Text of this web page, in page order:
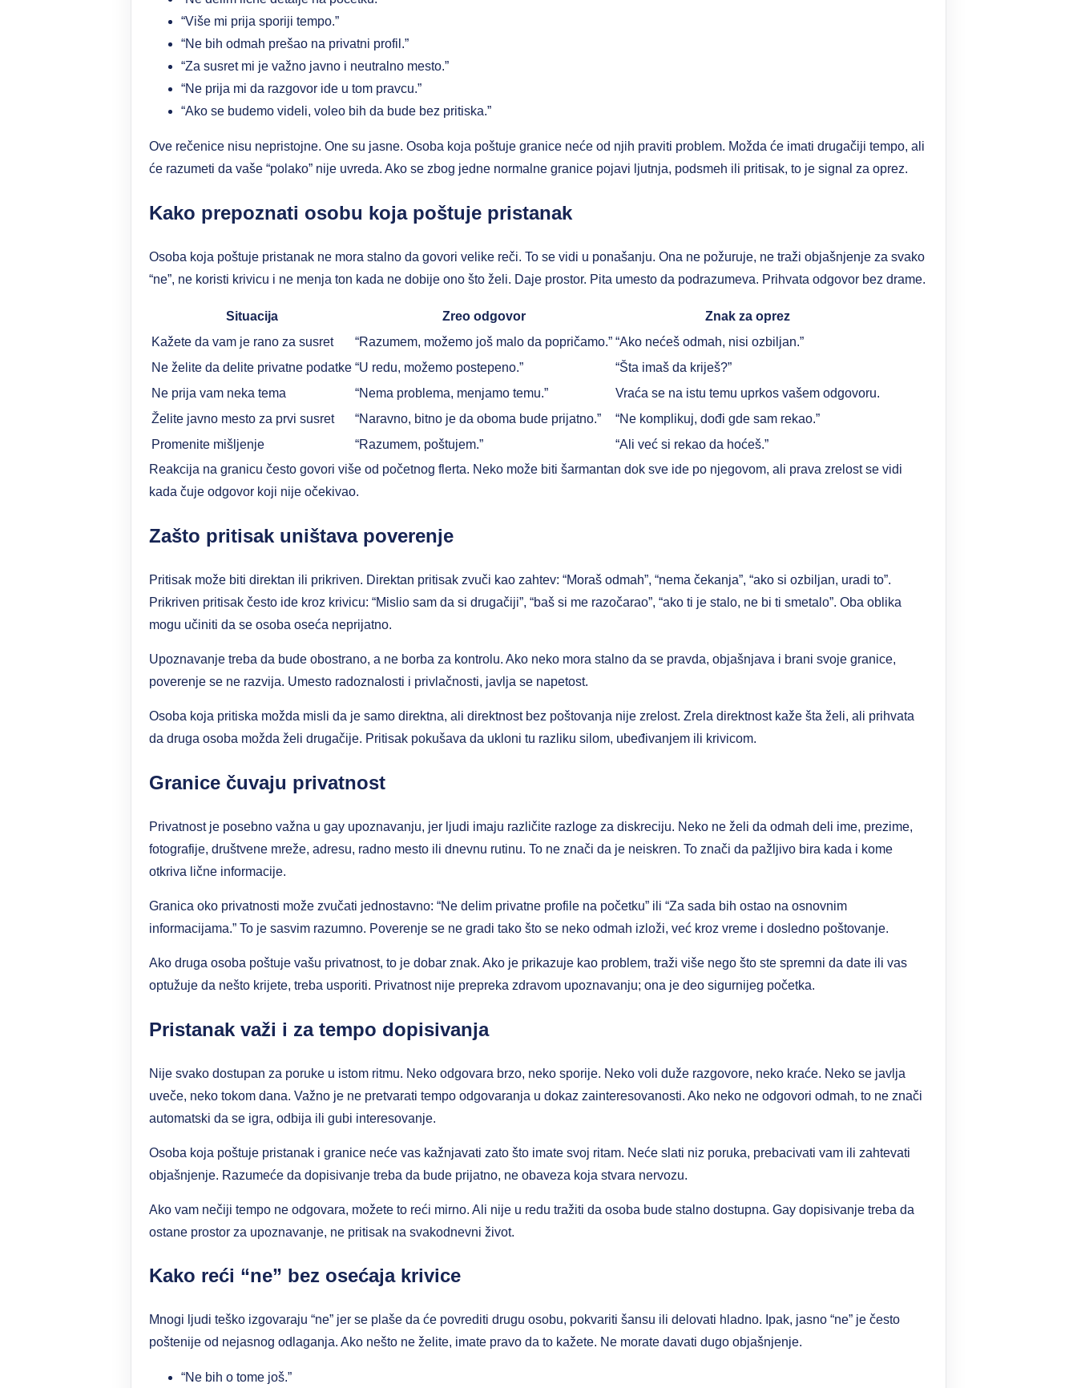
“Više mi prija sporiji tempo.”
“Ne bih odmah prešao na privatni profil.”
“Za susret mi je važno javno i neutralno mesto.”
“Ne prija mi da razgovor ide u tom pravcu.”
“Ako se budemo videli, voleo bih da bude bez pritiska.”
Ove rečenice nisu nepristojne. One su jasne. Osoba koja poštuje granice neće od njih praviti problem. Možda će imati drugačiji tempo, ali
će razumeti da vaše “polako” nije uvreda. Ako se zbog jedne normalne granice pojavi ljutnja, podsmeh ili pritisak, to je signal za oprez.
Kako prepoznati osobu koja poštuje pristanak
Osoba koja poštuje pristanak ne mora stalno da govori velike reči. To se vidi u ponašanju. Ona ne požuruje, ne traži objašnjenje za svako
“ne”, ne koristi krivicu i ne menja ton kada ne dobije ono što želi. Daje prostor. Pita umesto da podrazumeva. Prihvata odgovor bez drame.
Situacija Zreo odgovor
Znak za oprez
Kažete da vam je rano za susret
“Razumem, možemo još malo da popričamo.” “Ako nećeš odmah, nisi ozbiljan.”
Ne želite da delite privatne podatke “U redu, možemo postepeno.”
“Šta imaš da kriješ?”
Ne prija vam neka tema
“Nema problema, menjamo temu.”
Vraća se na istu temu uprkos vašem odgovoru.
Želite javno mesto za prvi susret
“Naravno, bitno je da oboma bude prijatno.”
“Ne komplikuj, dođi gde sam rekao.”
Promenite mišljenje
“Razumem, poštujem.”
“Ali već si rekao da hoćeš.”
Reakcija na granicu često govori više od početnog flerta. Neko može biti šarmantan dok sve ide po njegovom, ali prava zrelost se vidi
kada čuje odgovor koji nije očekivao.
Zašto pritisak uništava poverenje
Pritisak može biti direktan ili prikriven. Direktan pritisak zvuči kao zahtev: “Moraš odmah”, “nema čekanja”, “ako si ozbiljan, uradi to”.
Prikriven pritisak često ide kroz krivicu: “Mislio sam da si drugačiji”, “baš si me razočarao”, “ako ti je stalo, ne bi ti smetalo”. Oba oblika
mogu učiniti da se osoba oseća neprijatno.
Upoznavanje treba da bude obostrano, a ne borba za kontrolu. Ako neko mora stalno da se pravda, objašnjava i brani svoje granice,
poverenje se ne razvija. Umesto radoznalosti i privlačnosti, javlja se napetost.
Osoba koja pritiska možda misli da je samo direktna, ali direktnost bez poštovanja nije zrelost. Zrela direktnost kaže šta želi, ali prihvata
da druga osoba možda želi drugačije. Pritisak pokušava da ukloni tu razliku silom, ubeđivanjem ili krivicom.
Granice čuvaju privatnost
Privatnost je posebno važna u gay upoznavanju, jer ljudi imaju različite razloge za diskreciju. Neko ne želi da odmah deli ime, prezime,
fotografije, društvene mreže, adresu, radno mesto ili dnevnu rutinu. To ne znači da je neiskren. To znači da pažljivo bira kada i kome
otkriva lične informacije.
Granica oko privatnosti može zvučati jednostavno: “Ne delim privatne profile na početku” ili “Za sada bih ostao na osnovnim
informacijama.” To je sasvim razumno. Poverenje se ne gradi tako što se neko odmah izloži, već kroz vreme i dosledno poštovanje.
Ako druga osoba poštuje vašu privatnost, to je dobar znak. Ako je prikazuje kao problem, traži više nego što ste spremni da date ili vas
optužuje da nešto krijete, treba usporiti. Privatnost nije prepreka zdravom upoznavanju; ona je deo sigurnijeg početka.
Pristanak važi i za tempo dopisivanja
Nije svako dostupan za poruke u istom ritmu. Neko odgovara brzo, neko sporije. Neko voli duže razgovore, neko kraće. Neko se javlja
uveče, neko tokom dana. Važno je ne pretvarati tempo odgovaranja u dokaz zainteresovanosti. Ako neko ne odgovori odmah, to ne znači
automatski da se igra, odbija ili gubi interesovanje.
Osoba koja poštuje pristanak i granice neće vas kažnjavati zato što imate svoj ritam. Neće slati niz poruka, prebacivati vam ili zahtevati
objašnjenje. Razumeće da dopisivanje treba da bude prijatno, ne obaveza koja stvara nervozu.
Ako vam nečiji tempo ne odgovara, možete to reći mirno. Ali nije u redu tražiti da osoba bude stalno dostupna. Gay dopisivanje treba da
ostane prostor za upoznavanje, ne pritisak na svakodnevni život.
Kako reći “ne” bez osećaja krivice
Mnogi ljudi teško izgovaraju “ne” jer se plaše da će povrediti drugu osobu, pokvariti šansu ili delovati hladno. Ipak, jasno “ne” je često
poštenije od nejasnog odlaganja. Ako nešto ne želite, imate pravo da to kažete. Ne morate davati dugo objašnjenje.
“Ne bih o tome još.”